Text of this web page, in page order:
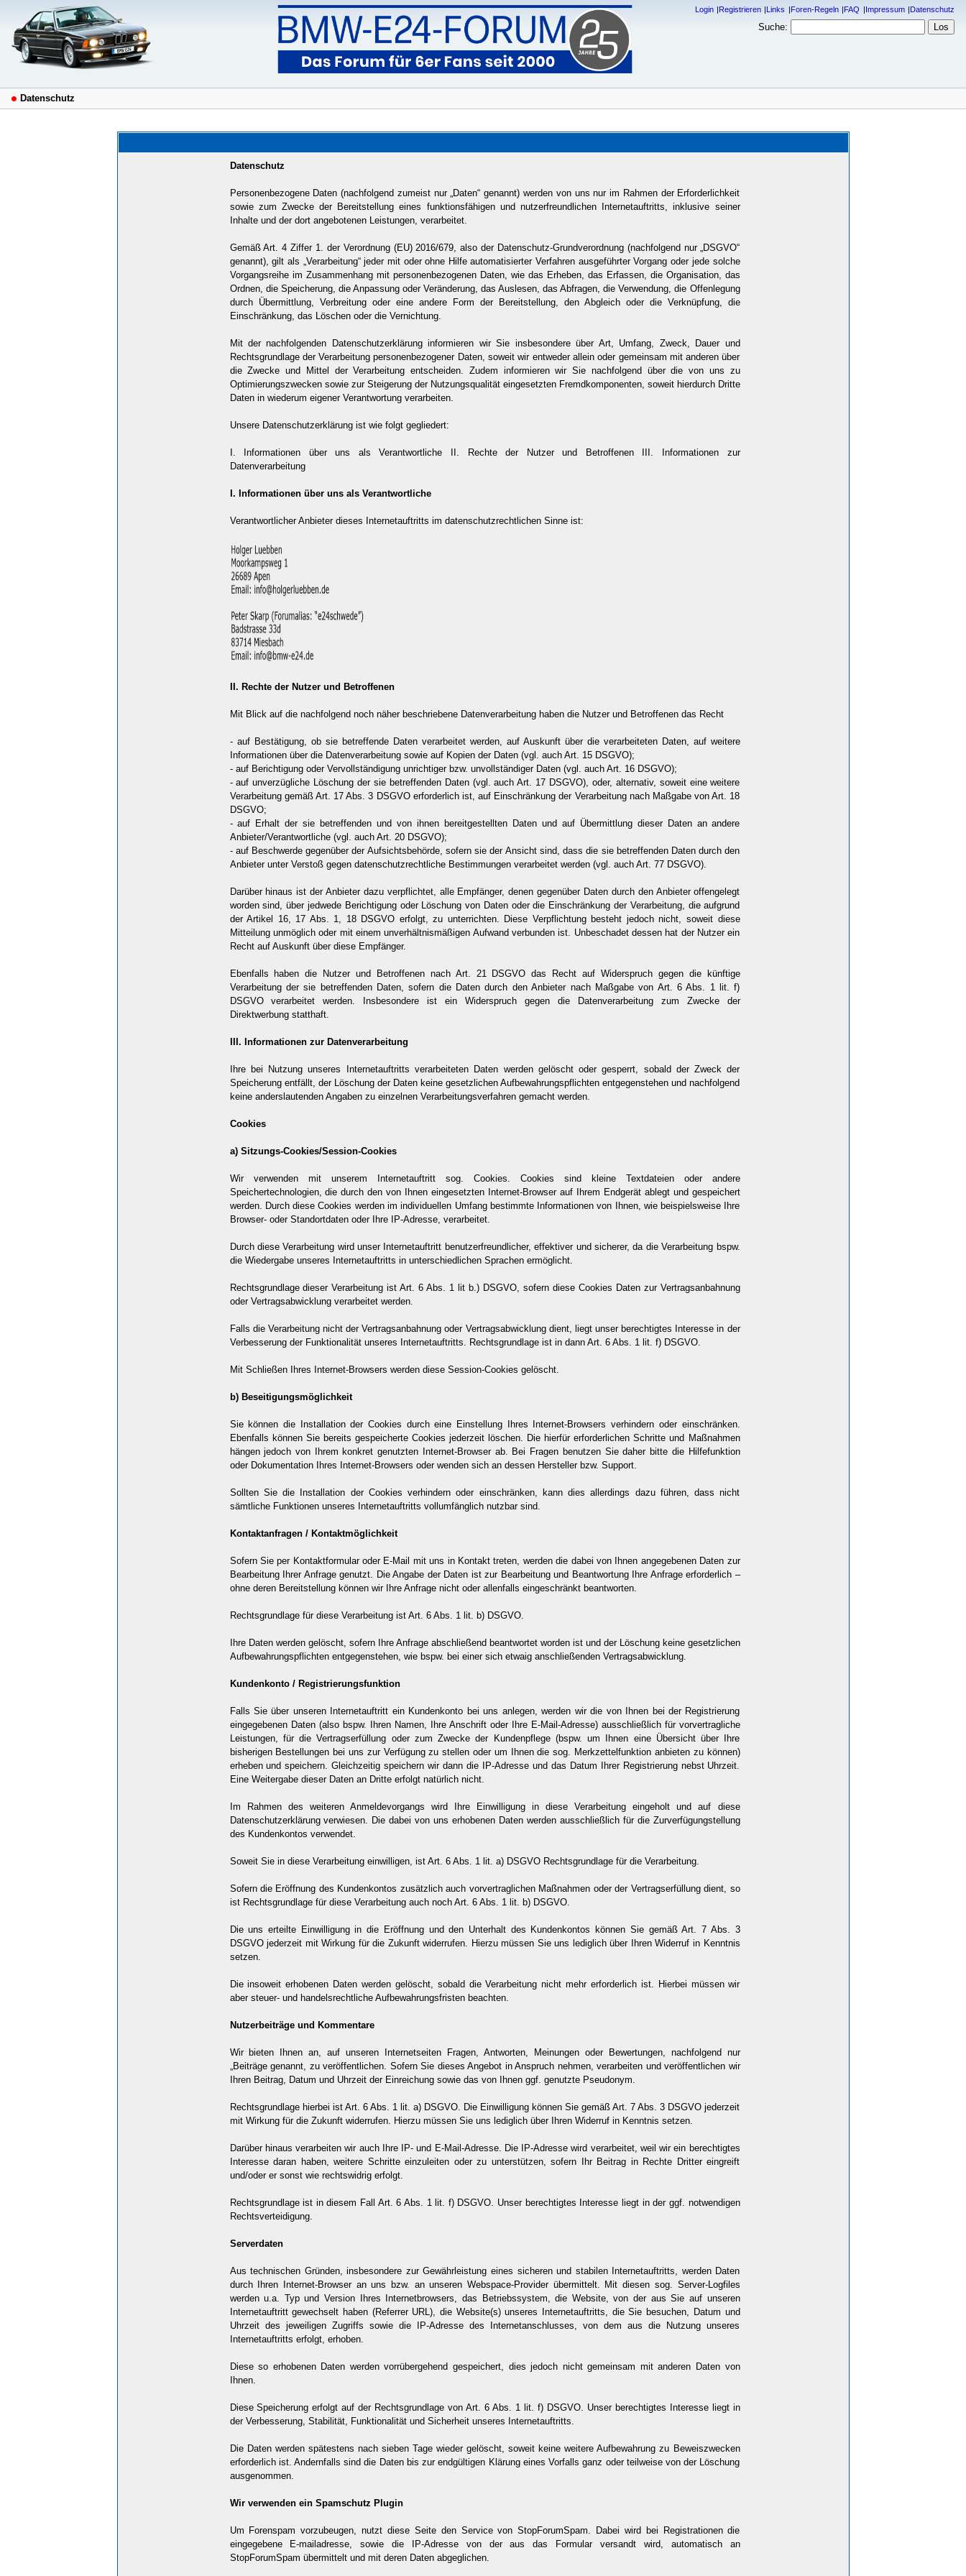
Login Registrieren Links Foren-Regeln FAQ Impressum Datenschutz
Suche:
Datenschutz
Datenschutz
Personenbezogene Daten (nachfolgend zumeist nur „Daten“ genannt) werden von uns nur im Rahmen der Erforderlichkeit
sowie zum Zwecke der Bereitstellung eines funktionsfähigen und nutzerfreundlichen Internetauftritts, inklusive seiner
Inhalte und der dort angebotenen Leistungen, verarbeitet.
Gemäß Art. 4 Ziffer 1. der Verordnung (EU) 2016/679, also der Datenschutz-Grundverordnung (nachfolgend nur „DSGVO“
genannt), gilt als „Verarbeitung“ jeder mit oder ohne Hilfe automatisierter Verfahren ausgeführter Vorgang oder jede solche
Vorgangsreihe im Zusammenhang mit personenbezogenen Daten, wie das Erheben, das Erfassen, die Organisation, das
Ordnen, die Speicherung, die Anpassung oder Veränderung, das Auslesen, das Abfragen, die Verwendung, die Offenlegung
durch Übermittlung, Verbreitung oder eine andere Form der Bereitstellung, den Abgleich oder die Verknüpfung, die
Einschränkung, das Löschen oder die Vernichtung.
Mit der nachfolgenden Datenschutzerklärung informieren wir Sie insbesondere über Art, Umfang, Zweck, Dauer und
Rechtsgrundlage der Verarbeitung personenbezogener Daten, soweit wir entweder allein oder gemeinsam mit anderen über
die Zwecke und Mittel der Verarbeitung entscheiden. Zudem informieren wir Sie nachfolgend über die von uns zu
Optimierungszwecken sowie zur Steigerung der Nutzungsqualität eingesetzten Fremdkomponenten, soweit hierdurch Dritte
Daten in wiederum eigener Verantwortung verarbeiten.
Unsere Datenschutzerklärung ist wie folgt gegliedert:
I. Informationen über uns als Verantwortliche II. Rechte der Nutzer und Betroffenen III. Informationen zur
Datenverarbeitung
I. Informationen über uns als Verantwortliche
Verantwortlicher Anbieter dieses Internetauftritts im datenschutzrechtlichen Sinne ist:
II. Rechte der Nutzer und Betroffenen
Mit Blick auf die nachfolgend noch näher beschriebene Datenverarbeitung haben die Nutzer und Betroffenen das Recht
- auf Bestätigung, ob sie betreffende Daten verarbeitet werden, auf Auskunft über die verarbeiteten Daten, auf weitere
Informationen über die Datenverarbeitung sowie auf Kopien der Daten (vgl. auch Art. 15 DSGVO);
- auf Berichtigung oder Vervollständigung unrichtiger bzw. unvollständiger Daten (vgl. auch Art. 16 DSGVO);
- auf unverzügliche Löschung der sie betreffenden Daten (vgl. auch Art. 17 DSGVO), oder, alternativ, soweit eine weitere
Verarbeitung gemäß Art. 17 Abs. 3 DSGVO erforderlich ist, auf Einschränkung der Verarbeitung nach Maßgabe von Art. 18
DSGVO;
- auf Erhalt der sie betreffenden und von ihnen bereitgestellten Daten und auf Übermittlung dieser Daten an andere
Anbieter/Verantwortliche (vgl. auch Art. 20 DSGVO);
- auf Beschwerde gegenüber der Aufsichtsbehörde, sofern sie der Ansicht sind, dass die sie betreffenden Daten durch den
Anbieter unter Verstoß gegen datenschutzrechtliche Bestimmungen verarbeitet werden (vgl. auch Art. 77 DSGVO).
Darüber hinaus ist der Anbieter dazu verpflichtet, alle Empfänger, denen gegenüber Daten durch den Anbieter offengelegt
worden sind, über jedwede Berichtigung oder Löschung von Daten oder die Einschränkung der Verarbeitung, die aufgrund
der Artikel 16, 17 Abs. 1, 18 DSGVO erfolgt, zu unterrichten. Diese Verpflichtung besteht jedoch nicht, soweit diese
Mitteilung unmöglich oder mit einem unverhältnismäßigen Aufwand verbunden ist. Unbeschadet dessen hat der Nutzer ein
Recht auf Auskunft über diese Empfänger.
Ebenfalls haben die Nutzer und Betroffenen nach Art. 21 DSGVO das Recht auf Widerspruch gegen die künftige
Verarbeitung der sie betreffenden Daten, sofern die Daten durch den Anbieter nach Maßgabe von Art. 6 Abs. 1 lit. f)
DSGVO verarbeitet werden. Insbesondere ist ein Widerspruch gegen die Datenverarbeitung zum Zwecke der
Direktwerbung statthaft.
III. Informationen zur Datenverarbeitung
Ihre bei Nutzung unseres Internetauftritts verarbeiteten Daten werden gelöscht oder gesperrt, sobald der Zweck der
Speicherung entfällt, der Löschung der Daten keine gesetzlichen Aufbewahrungspflichten entgegenstehen und nachfolgend
keine anderslautenden Angaben zu einzelnen Verarbeitungsverfahren gemacht werden.
Cookies
a) Sitzungs-Cookies/Session-Cookies
Wir verwenden mit unserem Internetauftritt sog. Cookies. Cookies sind kleine Textdateien oder andere
Speichertechnologien, die durch den von Ihnen eingesetzten Internet-Browser auf Ihrem Endgerät ablegt und gespeichert
werden. Durch diese Cookies werden im individuellen Umfang bestimmte Informationen von Ihnen, wie beispielsweise Ihre
Browser- oder Standortdaten oder Ihre IP-Adresse, verarbeitet.
Durch diese Verarbeitung wird unser Internetauftritt benutzerfreundlicher, effektiver und sicherer, da die Verarbeitung bspw.
die Wiedergabe unseres Internetauftritts in unterschiedlichen Sprachen ermöglicht.
Rechtsgrundlage dieser Verarbeitung ist Art. 6 Abs. 1 lit b.) DSGVO, sofern diese Cookies Daten zur Vertragsanbahnung
oder Vertragsabwicklung verarbeitet werden.
Falls die Verarbeitung nicht der Vertragsanbahnung oder Vertragsabwicklung dient, liegt unser berechtigtes Interesse in der
Verbesserung der Funktionalität unseres Internetauftritts. Rechtsgrundlage ist in dann Art. 6 Abs. 1 lit. f) DSGVO.
Mit Schließen Ihres Internet-Browsers werden diese Session-Cookies gelöscht.
b) Beseitigungsmöglichkeit
Sie können die Installation der Cookies durch eine Einstellung Ihres Internet-Browsers verhindern oder einschränken.
Ebenfalls können Sie bereits gespeicherte Cookies jederzeit löschen. Die hierfür erforderlichen Schritte und Maßnahmen
hängen jedoch von Ihrem konkret genutzten Internet-Browser ab. Bei Fragen benutzen Sie daher bitte die Hilfefunktion
oder Dokumentation Ihres Internet-Browsers oder wenden sich an dessen Hersteller bzw. Support.
Sollten Sie die Installation der Cookies verhindern oder einschränken, kann dies allerdings dazu führen, dass nicht
sämtliche Funktionen unseres Internetauftritts vollumfänglich nutzbar sind.
Kontaktanfragen / Kontaktmöglichkeit
Sofern Sie per Kontaktformular oder E-Mail mit uns in Kontakt treten, werden die dabei von Ihnen angegebenen Daten zur
Bearbeitung Ihrer Anfrage genutzt. Die Angabe der Daten ist zur Bearbeitung und Beantwortung Ihre Anfrage erforderlich –
ohne deren Bereitstellung können wir Ihre Anfrage nicht oder allenfalls eingeschränkt beantworten.
Rechtsgrundlage für diese Verarbeitung ist Art. 6 Abs. 1 lit. b) DSGVO.
Ihre Daten werden gelöscht, sofern Ihre Anfrage abschließend beantwortet worden ist und der Löschung keine gesetzlichen
Aufbewahrungspflichten entgegenstehen, wie bspw. bei einer sich etwaig anschließenden Vertragsabwicklung.
Kundenkonto / Registrierungsfunktion
Falls Sie über unseren Internetauftritt ein Kundenkonto bei uns anlegen, werden wir die von Ihnen bei der Registrierung
eingegebenen Daten (also bspw. Ihren Namen, Ihre Anschrift oder Ihre E-Mail-Adresse) ausschließlich für vorvertragliche
Leistungen, für die Vertragserfüllung oder zum Zwecke der Kundenpflege (bspw. um Ihnen eine Übersicht über Ihre
bisherigen Bestellungen bei uns zur Verfügung zu stellen oder um Ihnen die sog. Merkzettelfunktion anbieten zu können)
erheben und speichern. Gleichzeitig speichern wir dann die IP-Adresse und das Datum Ihrer Registrierung nebst Uhrzeit.
Eine Weitergabe dieser Daten an Dritte erfolgt natürlich nicht.
Im Rahmen des weiteren Anmeldevorgangs wird Ihre Einwilligung in diese Verarbeitung eingeholt und auf diese
Datenschutzerklärung verwiesen. Die dabei von uns erhobenen Daten werden ausschließlich für die Zurverfügungstellung
des Kundenkontos verwendet.
Soweit Sie in diese Verarbeitung einwilligen, ist Art. 6 Abs. 1 lit. a) DSGVO Rechtsgrundlage für die Verarbeitung.
Sofern die Eröffnung des Kundenkontos zusätzlich auch vorvertraglichen Maßnahmen oder der Vertragserfüllung dient, so
ist Rechtsgrundlage für diese Verarbeitung auch noch Art. 6 Abs. 1 lit. b) DSGVO.
Die uns erteilte Einwilligung in die Eröffnung und den Unterhalt des Kundenkontos können Sie gemäß Art. 7 Abs. 3
DSGVO jederzeit mit Wirkung für die Zukunft widerrufen. Hierzu müssen Sie uns lediglich über Ihren Widerruf in Kenntnis
setzen.
Die insoweit erhobenen Daten werden gelöscht, sobald die Verarbeitung nicht mehr erforderlich ist. Hierbei müssen wir
aber steuer- und handelsrechtliche Aufbewahrungsfristen beachten.
Nutzerbeiträge und Kommentare
Wir bieten Ihnen an, auf unseren Internetseiten Fragen, Antworten, Meinungen oder Bewertungen, nachfolgend nur
„Beiträge genannt, zu veröffentlichen. Sofern Sie dieses Angebot in Anspruch nehmen, verarbeiten und veröffentlichen wir
Ihren Beitrag, Datum und Uhrzeit der Einreichung sowie das von Ihnen ggf. genutzte Pseudonym.
Rechtsgrundlage hierbei ist Art. 6 Abs. 1 lit. a) DSGVO. Die Einwilligung können Sie gemäß Art. 7 Abs. 3 DSGVO jederzeit
mit Wirkung für die Zukunft widerrufen. Hierzu müssen Sie uns lediglich über Ihren Widerruf in Kenntnis setzen.
Darüber hinaus verarbeiten wir auch Ihre IP- und E-Mail-Adresse. Die IP-Adresse wird verarbeitet, weil wir ein berechtigtes
Interesse daran haben, weitere Schritte einzuleiten oder zu unterstützen, sofern Ihr Beitrag in Rechte Dritter eingreift
und/oder er sonst wie rechtswidrig erfolgt.
Rechtsgrundlage ist in diesem Fall Art. 6 Abs. 1 lit. f) DSGVO. Unser berechtigtes Interesse liegt in der ggf. notwendigen
Rechtsverteidigung.
Serverdaten
Aus technischen Gründen, insbesondere zur Gewährleistung eines sicheren und stabilen Internetauftritts, werden Daten
durch Ihren Internet-Browser an uns bzw. an unseren Webspace-Provider übermittelt. Mit diesen sog. Server-Logfiles
werden u.a. Typ und Version Ihres Internetbrowsers, das Betriebssystem, die Website, von der aus Sie auf unseren
Internetauftritt gewechselt haben (Referrer URL), die Website(s) unseres Internetauftritts, die Sie besuchen, Datum und
Uhrzeit des jeweiligen Zugriffs sowie die IP-Adresse des Internetanschlusses, von dem aus die Nutzung unseres
Internetauftritts erfolgt, erhoben.
Diese so erhobenen Daten werden vorrübergehend gespeichert, dies jedoch nicht gemeinsam mit anderen Daten von
Ihnen.
Diese Speicherung erfolgt auf der Rechtsgrundlage von Art. 6 Abs. 1 lit. f) DSGVO. Unser berechtigtes Interesse liegt in
der Verbesserung, Stabilität, Funktionalität und Sicherheit unseres Internetauftritts.
Die Daten werden spätestens nach sieben Tage wieder gelöscht, soweit keine weitere Aufbewahrung zu Beweiszwecken
erforderlich ist. Andernfalls sind die Daten bis zur endgültigen Klärung eines Vorfalls ganz oder teilweise von der Löschung
ausgenommen.
Wir verwenden ein Spamschutz Plugin
Um Forenspam vorzubeugen, nutzt diese Seite den Service von StopForumSpam. Dabei wird bei Registrationen die
eingegebene E-mailadresse, sowie die IP-Adresse von der aus das Formular versandt wird, automatisch an
StopForumSpam übermittelt und mit deren Daten abgeglichen.